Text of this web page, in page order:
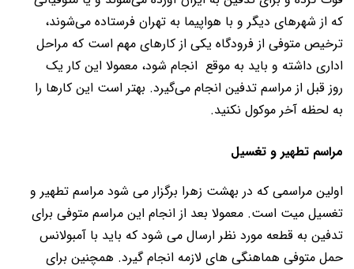
که از شهرهای دیگر و با هواپیما به تهران فرستاده می‌شوند،
ترخیص متوفی از فرودگاه یکی از کارهای مهم است که مراحل
اداری داشته و باید به موقع انجام شود، معمولا این کار یک
روز قبل از مراسم تدفین انجام می‌گیرد. بهتر است این کارها را
به لحظه آخر موکول نکنید.
مراسم تطهیر و تغسیل
اولین مراسمی که در بهشت زهرا برگزار می شود مراسم تطهیر و
تغسیل میت است. معمولا بعد از انجام این مراسم متوفی برای
تدفین به قطعه مورد نظر ارسال می شود که باید با آمبولانس
حمل متوفی هماهنگی های لازمه انجام گیرد. همچنین برای